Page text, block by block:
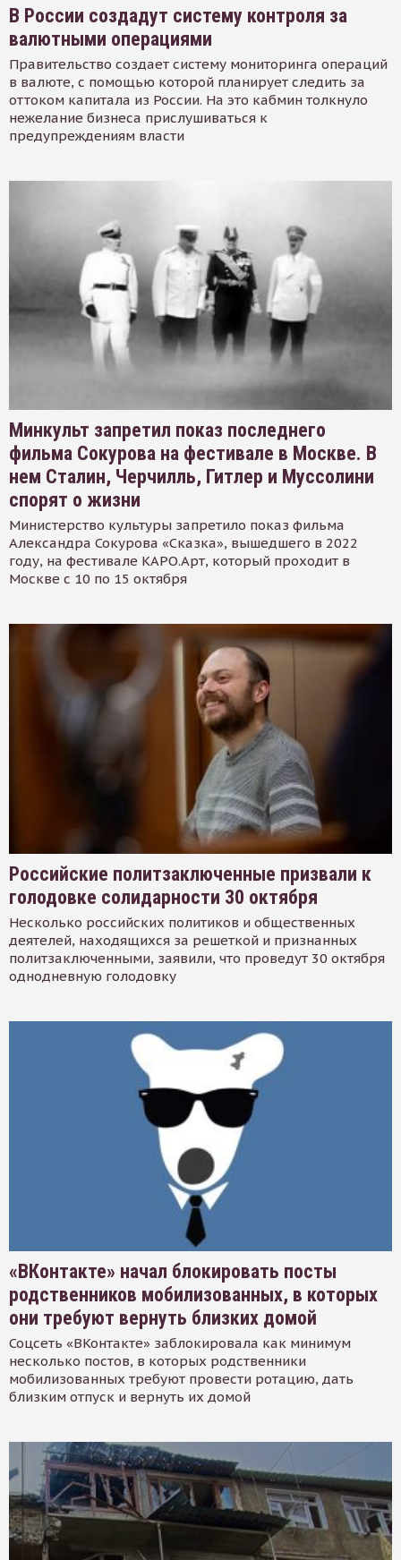
В России создадут систему контроля за
валютными операциями
Правительство создает систему мониторинга операций
в валюте, с помощью которой планирует следить за
оттоком капитала из России. На это кабмин толкнуло
нежелание бизнеса прислушиваться к
предупреждениям власти
Минкульт запретил показ последнего
фильма Сокурова на фестивале в Москве. В
нем Сталин, Черчилль, Гитлер и Муссолини
спорят о жизни
Министерство культуры запретило показ фильма
Александра Сокурова «Сказка», вышедшего в 2022
году, на фестивале КАРО.Арт, который проходит в
Москве с 10 по 15 октября
Российские политзаключенные призвали к
голодовке солидарности 30 октября
Несколько российских политиков и общественных
деятелей, находящихся за решеткой и признанных
политзаключенными, заявили, что проведут 30 октября
однодневную голодовку
«ВКонтакте» начал блокировать посты
родственников мобилизованных, в которых
они требуют вернуть близких домой
Соцсеть «ВКонтакте» заблокировала как минимум
несколько постов, в которых родственники
мобилизованных требуют провести ротацию, дать
близким отпуск и вернуть их домой